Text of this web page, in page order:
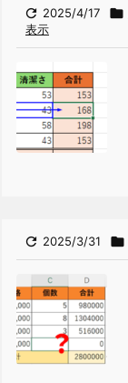
 2025/4/17 
表示
 2025/3/31 